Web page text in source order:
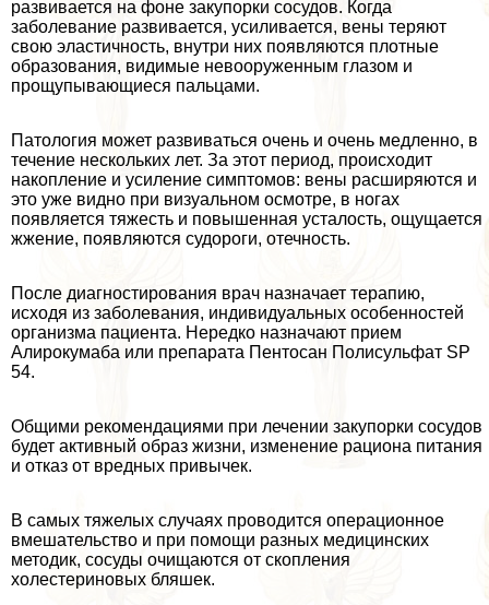
развивается на фоне закупорки сосудов. Когда
заболевание развивается, усиливается, вены теряют
свою эластичность, внутри них появляются плотные
образования, видимые невооруженным глазом и
прощупывающиеся пальцами.
Патология может развиваться очень и очень медленно, в
течение нескольких лет. За этот период, происходит
накопление и усиление симптомов: вены расширяются и
это уже видно при визуальном осмотре, в ногах
появляется тяжесть и повышенная усталость, ощущается
жжение, появляются судороги, отечность.
После диагностирования врач назначает терапию,
исходя из заболевания, индивидуальных особенностей
организма пациента. Нередко назначают прием
Алирокумаба или препарата Пентосан Полисульфат SP
54.
Общими рекомендациями при лечении закупорки сосудов
будет активный образ жизни, изменение рациона питания
и отказ от вредных привычек.
В самых тяжелых случаях проводится операционное
вмешательство и при помощи разных медицинских
методик, сосуды очищаются от скопления
холестериновых бляшек.